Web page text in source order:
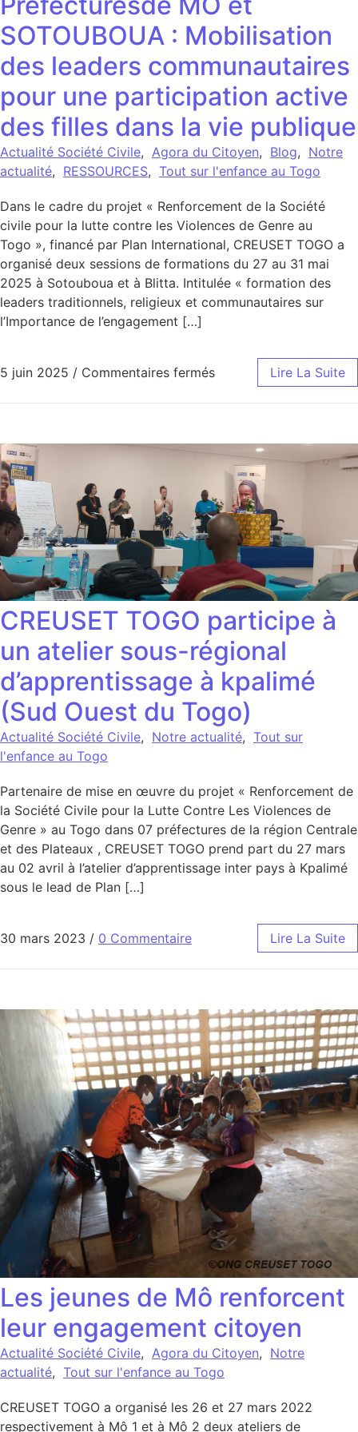
SOTOUBOUA : Mobilisation
des leaders communautaires
pour une participation active
des filles dans la vie publique
Actualité Société Civile, Agora du Citoyen, Blog, Notre
actualité, RESSOURCES, Tout sur l'enfance au Togo
Dans le cadre du projet « Renforcement de la Société
civile pour la lutte contre les Violences de Genre au
Togo », financé par Plan International, CREUSET TOGO a
organisé deux sessions de formations du 27 au 31 mai
2025 à Sotouboua et à Blitta. Intitulée « formation des
leaders traditionnels, religieux et communautaires sur
l’Importance de l’engagement […]
5 juin 2025 / Commentaires ferméssur Préfecturesde MO
Lire La Suite
CREUSET TOGO participe à
un atelier sous-régional
d’apprentissage à kpalimé
(Sud Ouest du Togo)
Actualité Société Civile, Notre actualité, Tout sur
l'enfance au Togo
Partenaire de mise en œuvre du projet « Renforcement de
la Société Civile pour la Lutte Contre Les Violences de
Genre » au Togo dans 07 préfectures de la région Centrale
et des Plateaux , CREUSET TOGO prend part du 27 mars
au 02 avril à l’atelier d’apprentissage inter pays à Kpalimé
sous le lead de Plan […]
30 mars 2023 / 0 Commentaire Lire La Suite
Les jeunes de Mô renforcent
leur engagement citoyen
Actualité Société Civile, Agora du Citoyen, Notre
actualité, Tout sur l'enfance au Togo
CREUSET TOGO a organisé les 26 et 27 mars 2022
respectivement à Mô 1 et à Mô 2 deux ateliers de